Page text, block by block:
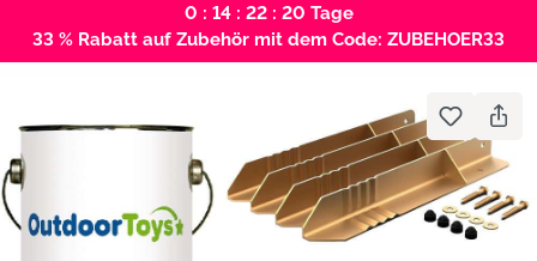
0 : 14 : 22 : 20 Tage
33 % Rabatt auf Zubehör mit dem Code: ZUBEHOER33